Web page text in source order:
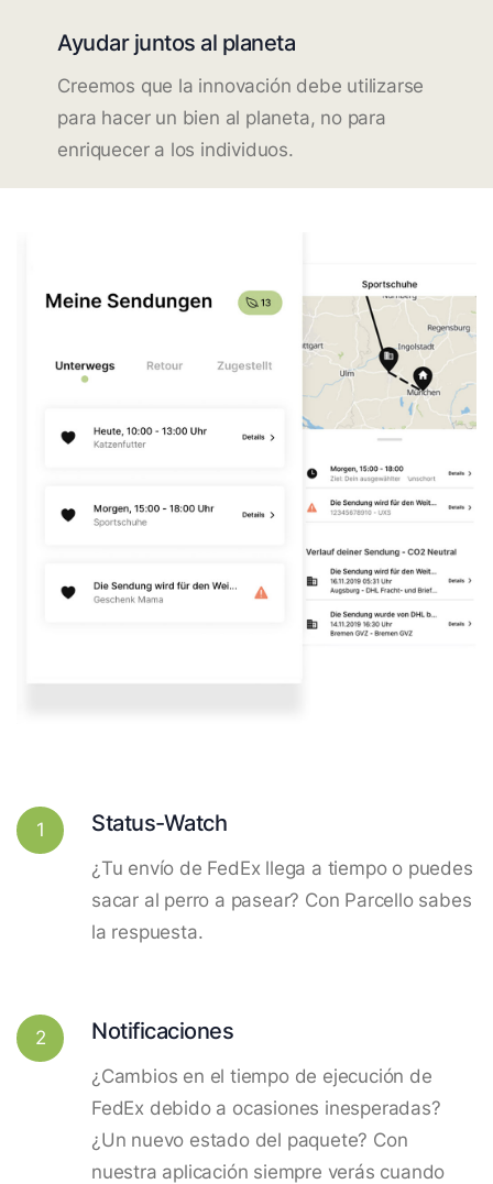
Ayudar juntos al planeta
Creemos que la innovación debe utilizarse
para hacer un bien al planeta, no para
enriquecer a los individuos.
1 Status-Watch
¿Tu envío de FedEx llega a tiempo o puedes
sacar al perro a pasear? Con Parcello sabes
la respuesta.
2 Notificaciones
¿Cambios en el tiempo de ejecución de
FedEx debido a ocasiones inesperadas?
¿Un nuevo estado del paquete? Con
nuestra aplicación siempre verás cuando